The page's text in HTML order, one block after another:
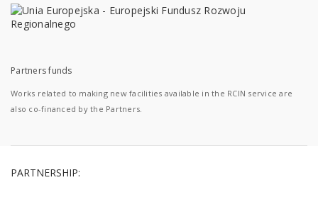
Partners funds
Works related to making new facilities available in the RCIN service are
also co-financed by the Partners.
PARTNERSHIP: